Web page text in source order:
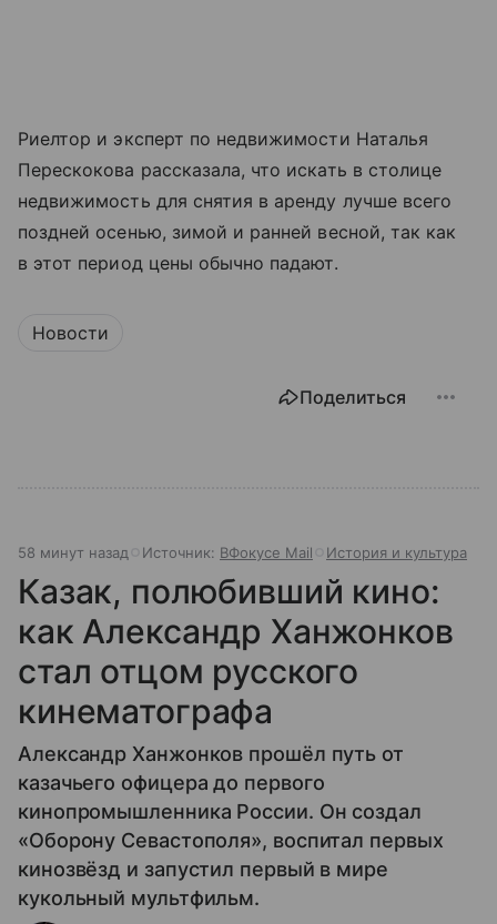
Риелтор и эксперт по недвижимости Наталья
Перескокова рассказала, что искать в столице
недвижимость для снятия в аренду лучше всего
поздней осенью, зимой и ранней весной, так как
в этот период цены обычно падают.
Новости
Поделиться
58 минут назад Источник: ВФокусе Mail История и культура
Казак, полюбивший кино:
как Александр Ханжонков
стал отцом русского
кинематографа
Александр Ханжонков прошёл путь от
казачьего офицера до первого
кинопромышленника России. Он создал
«Оборону Севастополя», воспитал первых
кинозвёзд и запустил первый в мире
кукольный мультфильм.